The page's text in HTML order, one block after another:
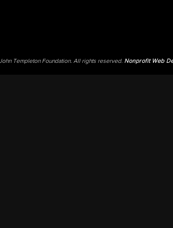
Templeton Foundation. All rights reserved. Nonprofit Web